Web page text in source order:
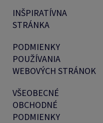
INŠPIRATÍVNA
STRÁNKA
PODMIENKY
POUŽÍVANIA
WEBOVÝCH STRÁNOK
VŠEOBECNÉ
OBCHODNÉ
PODMIENKY